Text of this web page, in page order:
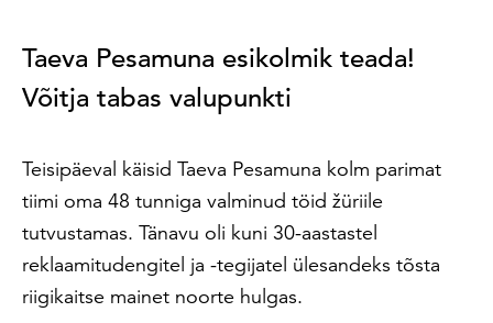
Taeva Pesamuna esikolmik teada!
Võitja tabas valupunkti
Teisipäeval käisid Taeva Pesamuna kolm parimat
tiimi oma 48 tunniga valminud töid žüriile
tutvustamas. Tänavu oli kuni 30-aastastel
reklaamitudengitel ja -tegijatel ülesandeks tõsta
riigikaitse mainet noorte hulgas.